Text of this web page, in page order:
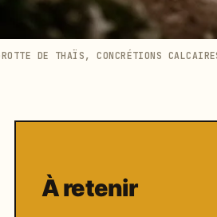
DE THAÏS, CONCRÉTIONS
À retenir